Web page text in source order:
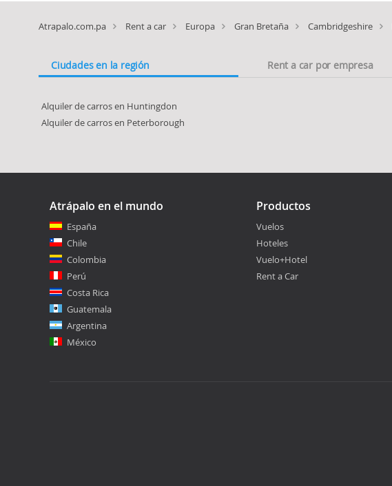
Atrapalo.com.pa Rent a car Europa Gran Bretaña Cambridgeshire
Ciudades en la región Rent a car por empresa
Alquiler de carros en Huntingdon
Alquiler de carros en Peterborough
Atrápalo en el mundo
España
Chile
Colombia
Perú
Costa Rica
Guatemala
Argentina
México
Productos
Vuelos
Hoteles
Vuelo+Hotel
Rent a Car